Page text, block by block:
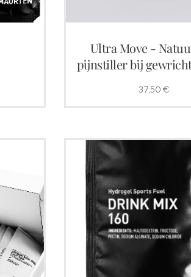
Ultra Move -
pijnstiller bij
37,50 €